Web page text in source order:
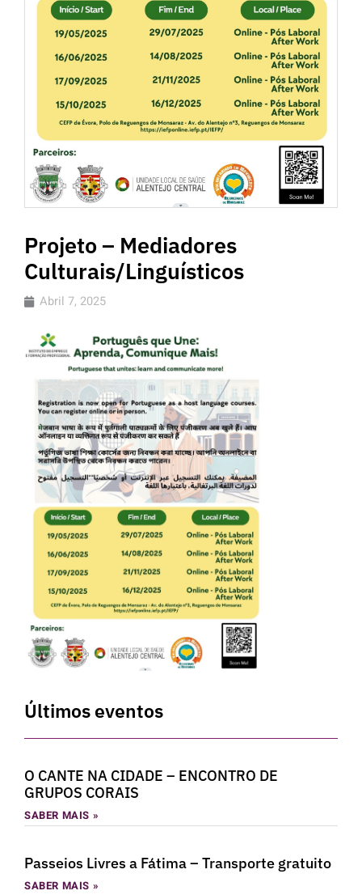
Projeto – Mediadores
Culturais/Linguísticos
Abril 7, 2025
Últimos eventos
O CANTE NA CIDADE – ENCONTRO DE
GRUPOS CORAIS
SABER MAIS »
Passeios Livres a Fátima – Transporte gratuito
SABER MAIS »